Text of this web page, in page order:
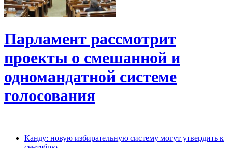
Парламент рассмотрит
проекты о смешанной и
одномандатной системе
голосования
Канду: новую избирательную систему могут утвердить к